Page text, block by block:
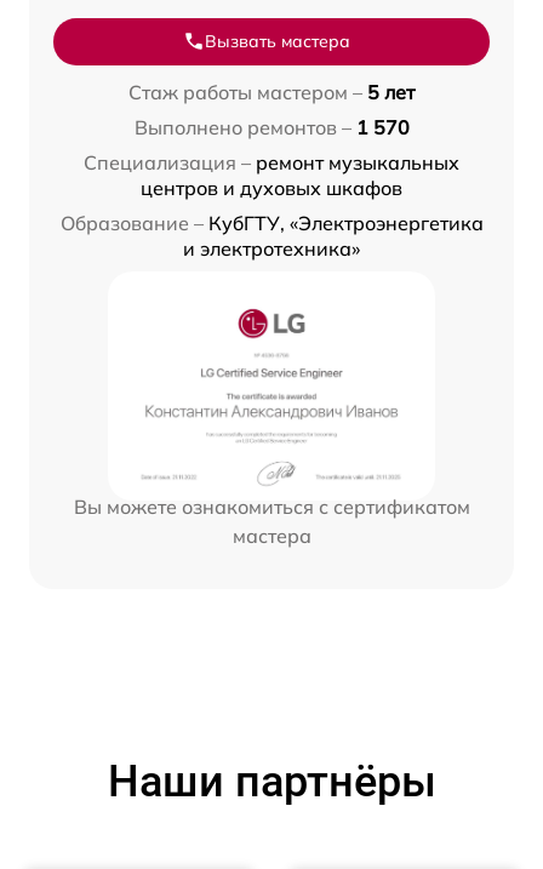
Вызвать мастера
Стаж работы мастером – 5 лет
Выполнено ремонтов – 1 570
Специализация – ремонт музыкальных
центров и духовых шкафов
Образование – КубГТУ, «Электроэнергетика
и электротехника»
Вы можете ознакомиться с сертификатом
мастера
Наши партнёры